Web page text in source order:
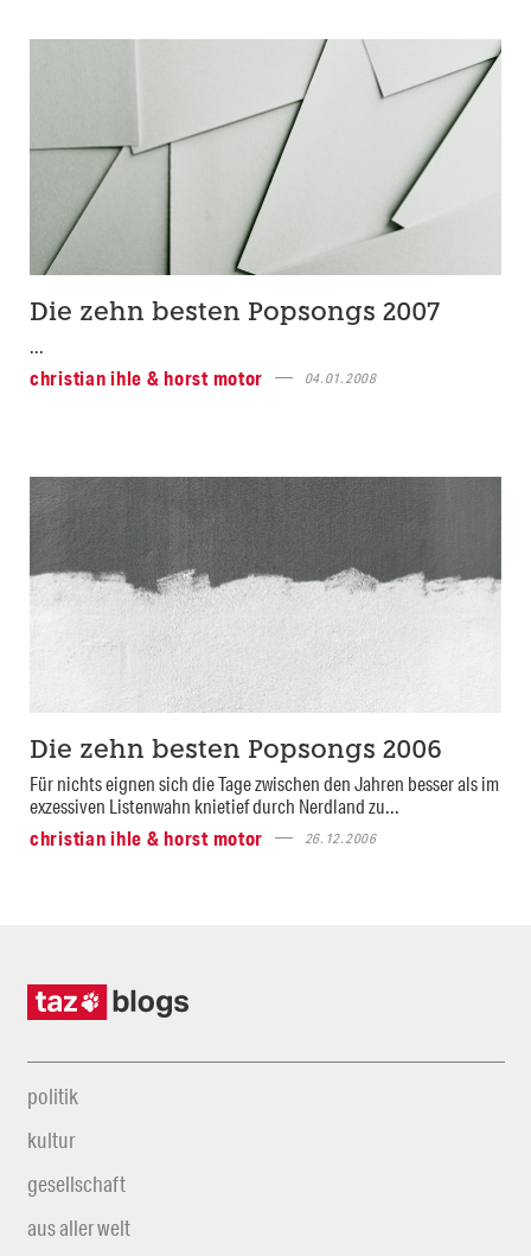
Die zehn besten Popsongs 2007
...
christian ihle & horst motor
04.01.2008
Die zehn besten Popsongs 2006
Für nichts eignen sich die Tage zwischen den Jahren besser als im
exzessiven Listenwahn knietief durch Nerdland zu...
christian ihle & horst motor
26.12.2006
politik
kultur
gesellschaft
aus aller welt